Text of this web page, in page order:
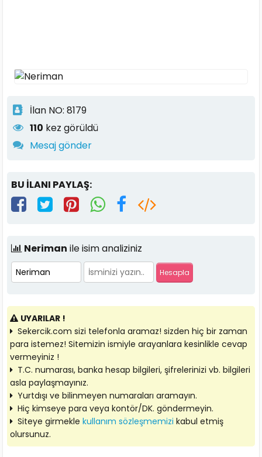
İlan NO: 8179
110 kez görüldü
Mesaj gönder
BU İLANI PAYLAŞ:
Neriman ile isim analiziniz
UYARILAR !
Sekercik.com sizi telefonla aramaz! sizden hiç bir zaman
para istemez! Sitemizin ismiyle arayanlara kesinlikle cevap
vermeyiniz !
T.C. numarası, banka hesap bilgileri, şifrelerinizi vb. bilgileri
asla paylaşmayınız.
Yurtdışı ve bilinmeyen numaraları aramayın.
Hiç kimseye para veya kontör/DK. göndermeyin.
Siteye girmeklekullanım sözleşmemizi kabul etmiş
olursunuz.